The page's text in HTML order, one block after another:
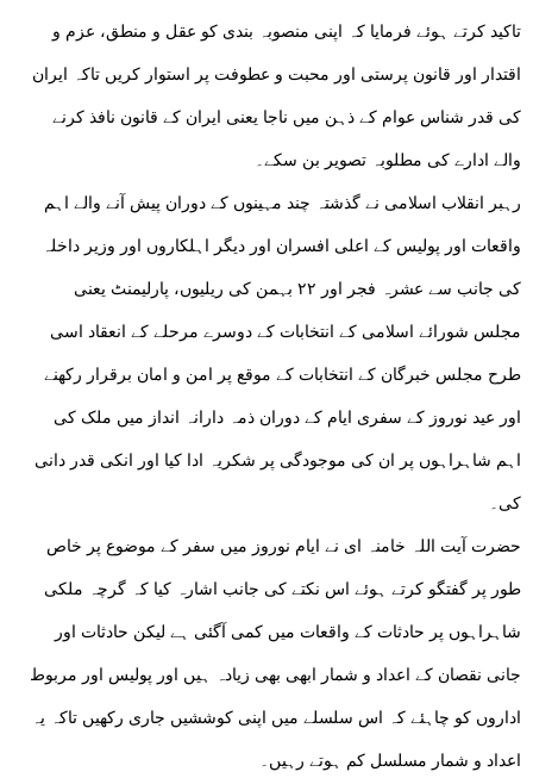
تاکید کرتے ہوئے فرمایا کہ اپنی منصوبہ بندی کو عقل و منطق، عزم و
اقتدار اور قانون پرستی اور محبت و عطوفت پر استوار کریں تاکہ ایران
کی قدر شناس عوام کے ذہن میں ناجا یعنی ایران کے قانون نافذ کرنے
والے ادارے کی مطلوبہ تصویر بن سکے۔
رہبر انقلاب اسلامی نے گذشتہ چند مہینوں کے دوران پیش آنے والے اہم
واقعات اور پولیس کے اعلی افسران اور دیگر اہلکاروں اور وزیر داخلہ
کی جانب سے عشرہ فجر اور ۲۲ بہمن کی ریلیوں، پارلیمنٹ یعنی
مجلس شورائے اسلامی کے انتخابات کے دوسرے مرحلے کے انعقاد اسی
طرح مجلس خبرگان کے انتخابات کے موقع پر امن و امان برقرار رکھنے
اور عید نوروز کے سفری ایام کے دوران ذمہ دارانہ انداز میں ملک کی
اہم شاہراہوں پر ان کی موجودگی پر شکریہ ادا کیا اور انکی قدر دانی
کی۔
حضرت آیت اللہ خامنہ ای نے ایام نوروز میں سفر کے موضوع پر خاص
طور پر گفتگو کرتے ہوئے اس نکتے کی جانب اشارہ کیا کہ گرچہ ملکی
شاہراہوں پر حادثات کے واقعات میں کمی آگئی ہے لیکن حادثات اور
جانی نقصان کے اعداد و شمار ابھی بھی زیادہ ہیں اور پولیس اور مربوط
اداروں کو چاہئے کہ اس سلسلے میں اپنی کوششیں جاری رکھیں تاکہ یہ
اعداد و شمار مسلسل کم ہوتے رہیں۔